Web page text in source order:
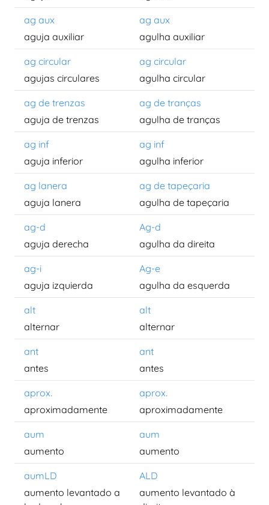
ag aux
ag aux
aguja auxiliar
agulha auxiliar
ag circular
ag circular
agujas circulares
agulha circular
ag de trenzas
ag de tranças
aguja de trenzas
agulha de tranças
ag inf
ag inf
aguja inferior
agulha inferior
ag lanera
ag de tapeçaria
aguja lanera
agulha de tapeçaria
ag-d
Ag-d
aguja derecha
agulha da direita
ag-i
Ag-e
aguja izquierda
agulha da esquerda
alt
alt
alternar
alternar
ant
ant
antes
antes
aprox.
aprox.
aproximadamente
aproximadamente
aum
aum
aumento
aumento
aumLD
ALD
aumento levantado a
aumento levantado à